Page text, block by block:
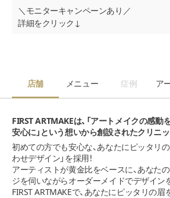
＼モニターキャンペーンあり／
詳細をクリック↓
店舗 メニュー 症例 ア
FIRST ARTMAKEは、「アートメイクの感動
安心に」という想いから創設されたクリニッ
初めての方でも安心な、あなたにピッタリ
わせデザイン」を採用！
アーティストが黄金比をベースに、あなた
ジを伺いながらオーダーメイドでデザイン
FIRST ARTMAKEで、あなたにピッタリの眉